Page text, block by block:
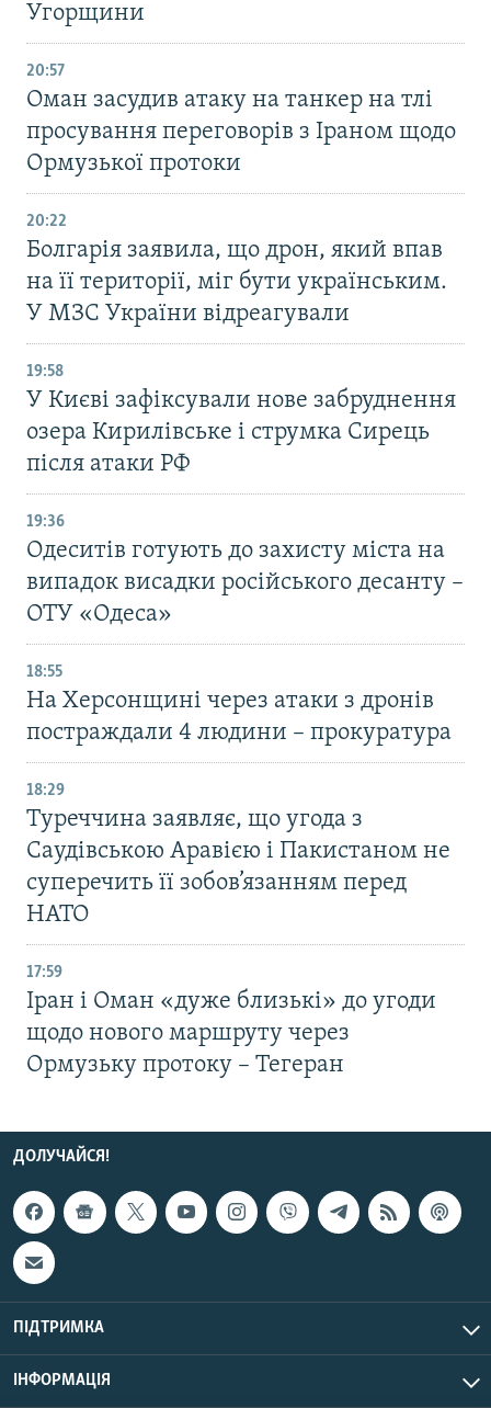
Угорщини
20:57
Оман засудив атаку на танкер на тлі
просування переговорів з Іраном щодо
Ормузької протоки
20:22
Болгарія заявила, що дрон, який впав
на її території, міг бути українським.
У МЗС України відреагували
19:58
У Києві зафіксували нове забруднення
озера Кирилівське і струмка Сирець
після атаки РФ
19:36
Одеситів готують до захисту міста на
випадок висадки російського десанту –
ОТУ «Одеса»
18:55
На Херсонщині через атаки з дронів
постраждали 4 людини – прокуратура
18:29
Туреччина заявляє, що угода з
Саудівською Аравією і Пакистаном не
суперечить її зобов’язанням перед
НАТО
17:59
Іран і Оман «дуже близькі» до угоди
щодо нового маршруту через
Ормузьку протоку – Тегеран
ДОЛУЧАЙСЯ!
ПІДТРИМКА
ІНФОРМАЦІЯ